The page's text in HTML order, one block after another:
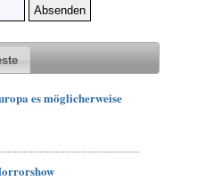
es möglicherweise